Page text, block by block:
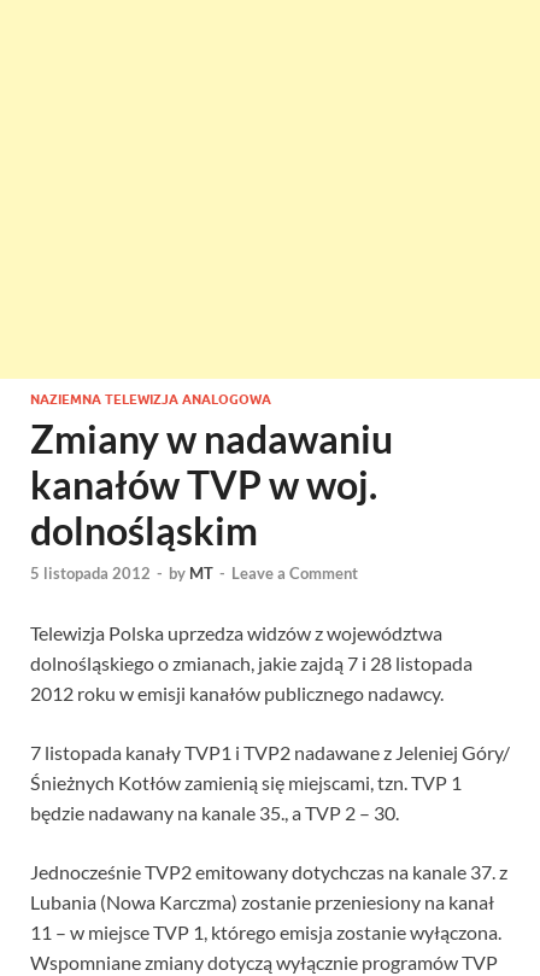
NAZIEMNA TELEWIZJA ANALOGOWA
Zmiany w nadawaniu
kanałów TVP w woj.
dolnośląskim
5 listopada 2012 - by MT - Leave a Comment
Telewizja Polska uprzedza widzów z województwa
dolnośląskiego o zmianach, jakie zajdą 7 i 28 listopada
2012 roku w emisji kanałów publicznego nadawcy.
7 listopada kanały TVP1 i TVP2 nadawane z Jeleniej Góry/
Śnieżnych Kotłów zamienią się miejscami, tzn. TVP 1
będzie nadawany na kanale 35., a TVP 2 – 30.
Jednocześnie TVP2 emitowany dotychczas na kanale 37. z
Lubania (Nowa Karczma) zostanie przeniesiony na kanał
11 – w miejsce TVP 1, którego emisja zostanie wyłączona.
Wspomniane zmiany dotyczą wyłącznie programów TVP